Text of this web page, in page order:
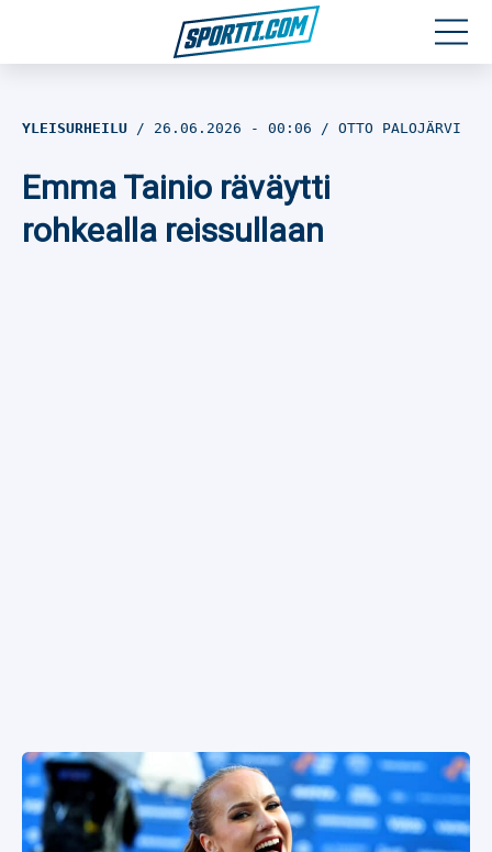
Jalkapallo
YLEISURHEILU 26.06.2026 - 00:06 OTTO PALOJÄRVI
Emma Tainio räväytti
rohkealla reissullaan